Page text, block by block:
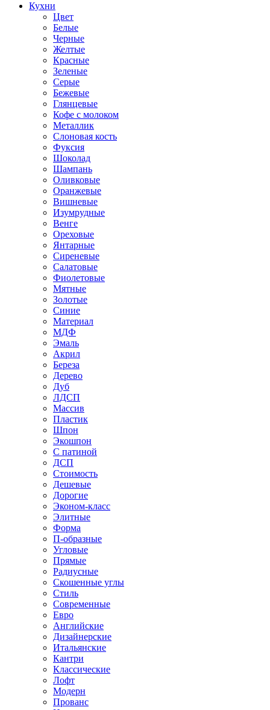
Кухни
Цвет
Белые
Черные
Желтые
Красные
Зеленые
Серые
Бежевые
Глянцевые
Кофе с молоком
Металлик
Слоновая кость
Фуксия
Шоколад
Шампань
Оливковые
Оранжевые
Вишневые
Изумрудные
Венге
Ореховые
Янтарные
Сиреневые
Салатовые
Фиолетовые
Мятные
Золотые
Синие
Материал
МДФ
Эмаль
Акрил
Береза
Дерево
Дуб
ЛДСП
Массив
Пластик
Шпон
Экошпон
С патиной
ДСП
Стоимость
Дешевые
Дорогие
Эконом-класс
Элитные
Форма
П-образные
Угловые
Прямые
Радиусные
Скошенные углы
Стиль
Современные
Евро
Английские
Дизайнерские
Итальянские
Кантри
Классические
Лофт
Модерн
Прованс